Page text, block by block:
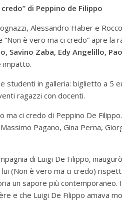
di Peppino de Filippo
Alessandro Haber e
è vero ma ci credo” apre la
Savino Zaba, Edy Angelillo,
impatto.
studenti in galleria: biglietto a 5
ragazzi con docenti.
ci credo di Peppino De
Pagano, Gina Perna,
di Luigi De Filippo,
(Non è vero ma ci credo)
un sapore più contemporaneo.
e che Luigi De Filippo amava